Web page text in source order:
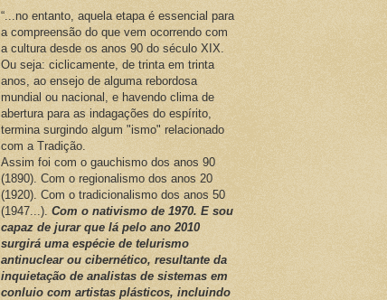
“...no entanto, aquela etapa é essencial para
a compreensão do que vem ocorrendo com
a cultura desde os anos 90 do século XIX.
Ou seja: ciclicamente, de trinta em trinta
anos, ao ensejo de alguma rebordosa
mundial ou nacional, e havendo clima de
abertura para as indagações do espírito,
termina surgindo algum "ismo" relacionado
com a Tradição.
Assim foi com o gauchismo dos anos 90
(1890). Com o regionalismo dos anos 20
(1920). Com o tradicionalismo dos anos 50
(1947...). Com o nativismo de 1970. E sou
capaz de jurar que lá pelo ano 2010
surgirá uma espécie de telurismo
antinuclear ou cibernético, resultante da
inquietação de analistas de sistemas em
conluio com artistas plásticos, incluindo